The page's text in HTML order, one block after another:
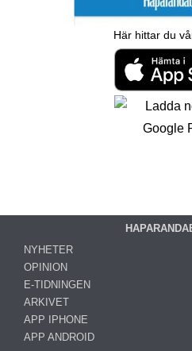
Här hittar du
NYHETER
OPINION
E-TIDNINGEN
ARKIVET
APP IPHONE
APP ANDROID